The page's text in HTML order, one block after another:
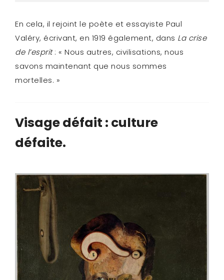
En cela, il rejoint le poète et essayiste Paul
Valéry, écrivant, en 1919 également, dans La crise
de l’esprit: « Nous autres, civilisations, nous
savons maintenant que nous sommes
mortelles. »
Visage défait : culture
défaite.